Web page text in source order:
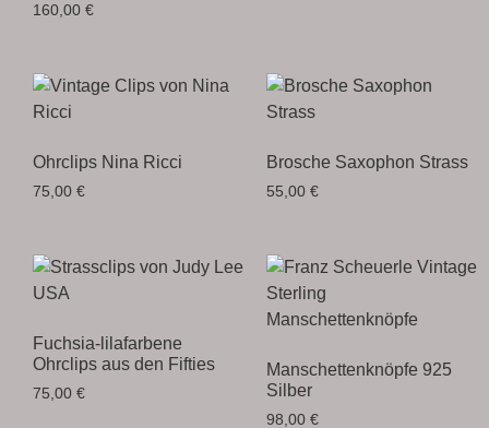
160,00 €
Ohrclips Nina Ricci
75,00 €
Brosche Saxophon Strass
55,00 €
Fuchsia-lilafarbene
Ohrclips aus den Fifties
75,00 €
Manschettenknöpfe 925
Silber
98,00 €